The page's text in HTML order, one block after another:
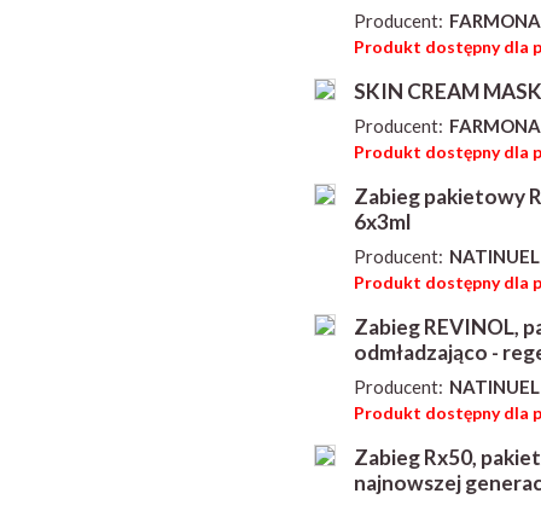
Producent: FARMONA
Produkt dostępny dla
SKIN CREAM
Producent: FARMONA
Produkt dostępny dla
Zabieg pakietowy
6x3ml
Producent: NATINUEL
Produkt dostępny dla
Zabieg REVINOL,
odmładzająco -
Producent: NATINUEL
Produkt dostępny dla
Zabieg Rx50,
najnowszej